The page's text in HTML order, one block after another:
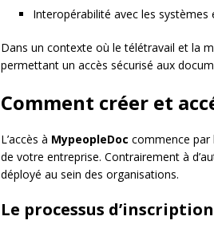
Interopérabilité avec les systèmes
Dans un contexte où le télétravail et la
permettant un accès sécurisé aux
Comment créer et
L’accès à MypeopleDoc commence par
de votre entreprise. Contrairement à
déployé au sein des organisations.
Le processus